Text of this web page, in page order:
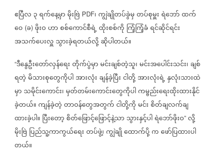
ဧပြီလ ၃ရက်နေ့မှာမိုးဗြဲ PDF၊ကျွဲချိုတပ်ခွဲမှတပ်စုမှူးရဲဘော်ထက်
ဝေ (ခ) ဖိုးဝဟာစစ်ကောင်စီရဲ့ထိုးစစ်ကို ကြံ့ကြံ့ခံရင်ဆိုင်ရင်း
အသက်ပေးလှူ သွားခဲ့ရတယ်လို့ဆိုပါတယ်။
“ဒီနွေဦးတော်လှန်ရေးတိုက်ပွဲမှာမင်းချစ်တဲ့သူ၊မင်းအပေါင်းသင်း၊ချစ်
ရတဲ့မိသားစုတွေကိုပါအားလုံးချန်ခဲ့ပြီးငါတို့အားလုံးရဲ့နှလုံးသားထဲ
မှာသမိုင်းကောင်း၊မှတ်တမ်းကောင်းတွေကိုပါကမ္ဗည်းရေးထိုးထားနိုင်
ခဲ့တယ်။ကျန်ခဲ့တဲ့တာဝန်တွေအတွက်ငါတို့ကိုမင်းစိတ်ချလက်ချ
ထားခဲ့ပါ။ ပြီးတော့စိတ်ဖြောင့်ဖြောင့်နဲ့သာသွားနှင့်ပါရဲဘော်ဖိုးဝ” လို့
မိုးဗြဲ ပြည်သူ့ကာကွယ်ရေးတပ်ဖွဲ့၊ကျွဲချိုထောက်ပို့ကဖော်ပြထားပါ
တယ်။